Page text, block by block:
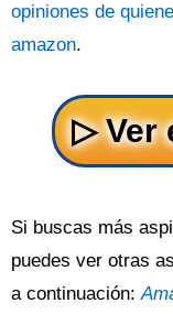
opiniones de
amazon.
Si buscas más
puedes ver otras
a continuación: